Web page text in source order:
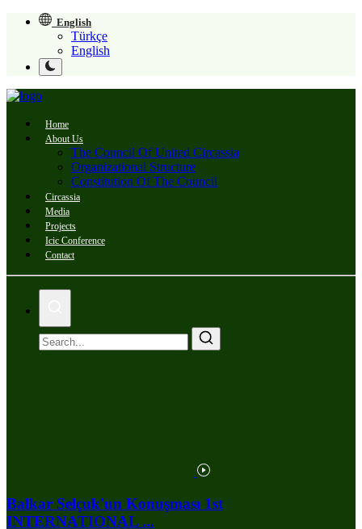
English
Türkçe
English
Home
About Us
The Council Of United Circassia
Organizational Structure
Constitution Of The Council
Circassia
Media
Projects
Icic Conference
Contact
Balkar Selçuk'un Konuşması 1st
INTERNATIONAL ...